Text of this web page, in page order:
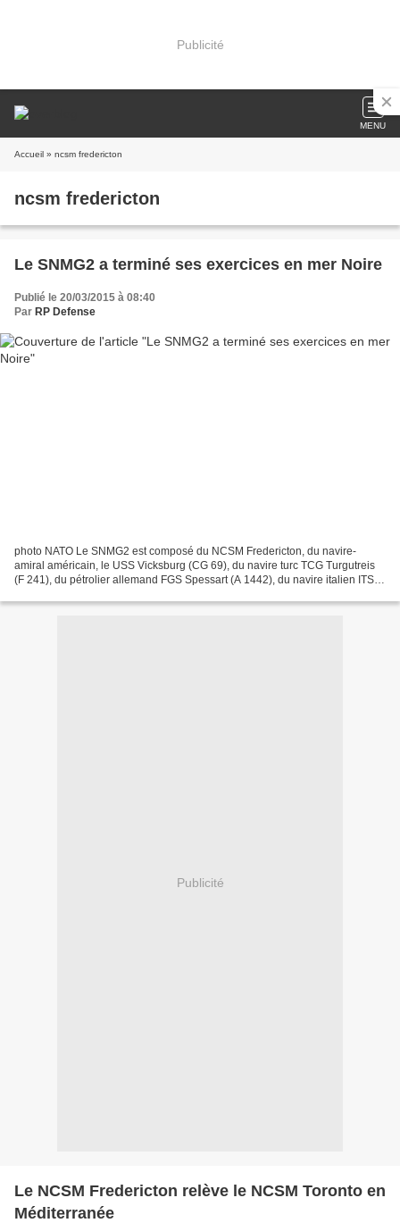
Publicité
MENU
Accueil » ncsm fredericton
ncsm fredericton
Le SNMG2 a terminé ses exercices en mer Noire
Publié le 20/03/2015 à 08:40
Par RP Defense
photo NATO Le SNMG2 est composé du NCSM Fredericton, du navire-
amiral américain, le USS Vicksburg (CG 69), du navire turc TCG Turgutreis
(F 241), du pétrolier allemand FGS Spessart (A 1442), du navire italien ITS
Publicité
Le NCSM Fredericton relève le NCSM Toronto en
Méditerranée